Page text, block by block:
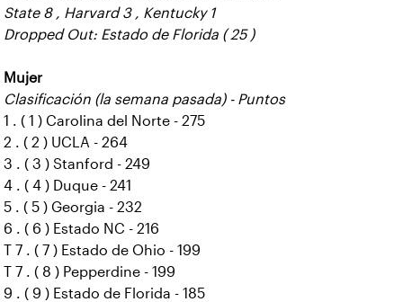
State 8 , Harvard 3 , Kentucky 1
Dropped Out: Estado de Florida ( 25 )
Mujer
Clasificación (la semana pasada) - Puntos
1 . ( 1 ) Carolina del Norte - 275
2 . ( 2 ) UCLA - 264
3 . ( 3 ) Stanford - 249
4 . ( 4 ) Duque - 241
5 . ( 5 ) Georgia - 232
6 . ( 6 ) Estado NC - 216
T 7 . ( 7 ) Estado de Ohio - 199
T 7 . ( 8 ) Pepperdine - 199
9 . ( 9 ) Estado de Florida - 185